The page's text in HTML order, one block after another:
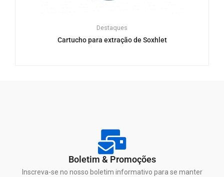
Destaques
Cartucho para extração de Soxhlet
Boletim & Promoções
Inscreva-se no nosso boletim informativo para se manter